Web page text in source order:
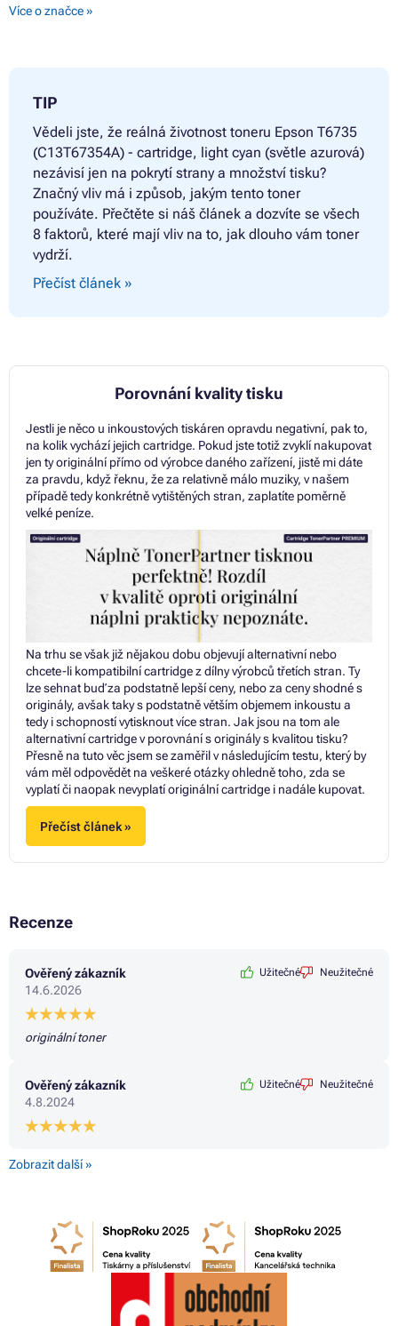
Více o značce »
TIP
Vědeli jste, že reálná životnost toneru Epson T6735
(C13T67354A) - cartridge, light cyan (světle azurová)
nezávisí jen na pokrytí strany a množství tisku?
Značný vliv má i způsob, jakým tento toner
používáte. Přečtěte si náš článek a dozvíte se všech
8 faktorů, které mají vliv na to, jak dlouho vám toner
vydrží.
Přečíst článek »
Porovnání kvality tisku
Jestli je něco u inkoustových tiskáren opravdu negativní, pak to,
na kolik vychází jejich cartridge. Pokud jste totiž zvyklí nakupovat
jen ty originální přímo od výrobce daného zařízení, jistě mi dáte
za pravdu, když řeknu, že za relativně málo muziky, v našem
případě tedy konkrétně vytištěných stran, zaplatíte poměrně
velké peníze.
Na trhu se však již nějakou dobu objevují alternativní nebo
chcete-li kompatibilní cartridge z dílny výrobců třetích stran. Ty
lze sehnat buď za podstatně lepší ceny, nebo za ceny shodné s
originály, avšak taky s podstatně větším objemem inkoustu a
tedy i schopností vytisknout více stran. Jak jsou na tom ale
alternativní cartridge v porovnání s originály s kvalitou tisku?
Přesně na tuto věc jsem se zaměřil v následujícím testu, který by
vám měl odpovědět na veškeré otázky ohledně toho, zda se
vyplatí či naopak nevyplatí originální cartridge i nadále kupovat.
Přečíst článek »
Recenze
Ověřený zákazník
14.6.2026
Užitečné Neužitečné
originální toner
Ověřený zákazník
4.8.2024
Užitečné Neužitečné
Zobrazit další »